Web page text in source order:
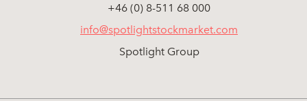
+46 (0) 8-511 68 000
info@spotlightstockmarket.com
Spotlight Group